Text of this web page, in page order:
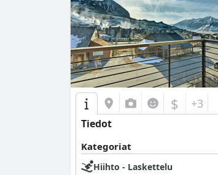
$ +3
Tiedot
Kategoriat
Hiihto - Laskettelu